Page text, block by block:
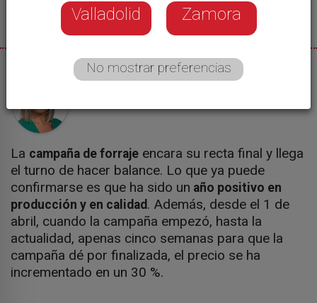
24/02/2025
La campaña de forraje encara su recta final y llega
el turno de hacer balance. Lo que ya puede
confirmarse es que ha sido un año positivo en
producción y en calidad . Además, desde el 1 de
abril, cuando la campaña empezó, hasta la
actualidad, apenas cinco semanas para que la
campaña dé por finalizada, el precio se ha
incrementado en un 30 %.
Valladolid Zamora
No mostrar preferencias